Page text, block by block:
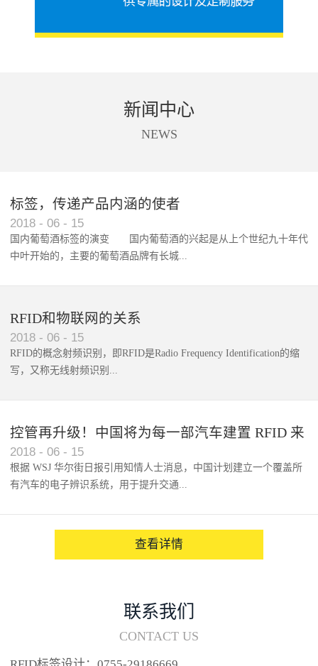
新闻中心
NEWS
标签，传递产品内涵的使者
2018 - 06 - 15
国内葡萄酒标签的演变 国内葡萄酒的兴起是从上个世纪九十年代
中叶开始的，主要的葡萄酒品牌有长城...
RFID和物联网的关系
2018 - 06 - 15
RFID的概念射频识别，即RFID是Radio Frequency Identification的缩
写，又称无线射频识别...
控管再升级！中国将为每一部汽车建置 RFID 来
架构辨识系统
2018 - 06 - 15
根据 WSJ 华尔街日报引用知情人士消息，中国计划建立一个覆盖所
有汽车的电子辨识系统，用于提升交通...
查看详情
联系我们
CONTACT US